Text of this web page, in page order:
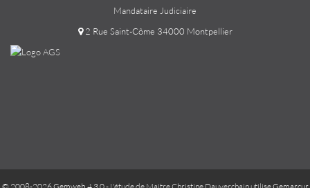
Mandataire Judiciaire
2 Rue Saint-Côme 34000 Montpellier